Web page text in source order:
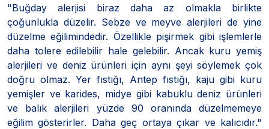
"Buğday alerjisi biraz daha az olmakla birlikte
çoğunlukla düzelir. Sebze ve meyve alerjileri de yine
düzelme eğilimindedir. Özellikle pişirmek gibi işlemlerle
daha tolere edilebilir hale gelebilir. Ancak kuru yemiş
alerjileri ve deniz ürünleri için aynı şeyi söylemek çok
doğru olmaz. Yer fıstığı, Antep fıstığı, kaju gibi kuru
yemişler ve karides, midye gibi kabuklu deniz ürünleri
ve balık alerjileri yüzde 90 oranında düzelmemeye
eğilim gösterirler. Daha geç ortaya çıkar ve kalıcıdır."